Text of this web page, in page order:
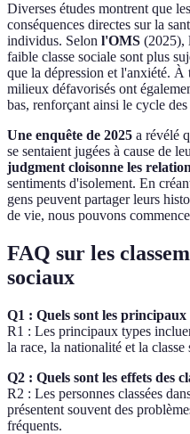
Diverses études montrent que les
conséquences directes sur la
individus. Selon l'OMS (2025),
faible classe sociale sont plus
que la dépression et l'anxiété. À
milieux défavorisés ont
bas, renforçant ainsi le cycle
Une enquête de 2025 a révélé
se sentaient jugées à cause de
judgment cloisonne les
sentiments d'isolement. En
gens peuvent partager leurs
de vie, nous pouvons
FAQ sur les
sociaux
Q1 : Quels sont les principaux
R1 : Les principaux types
la race, la nationalité et la
Q2 : Quels sont les effets des
R2 : Les personnes classées
présentent souvent des
fréquents.